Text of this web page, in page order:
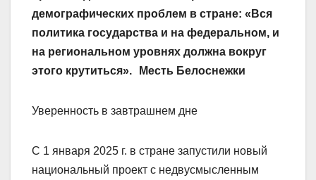
демографических проблем в стране: «Вся
политика государства и на федеральном, и
на региональном уровнях должна вокруг
этого крутиться». Месть Белоснежки
Уверенность в завтрашнем дне
С 1 января 2025 г. в стране запустили новый
национальный проект с недвусмысленным